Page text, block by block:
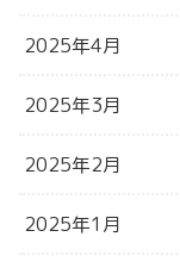
2025年4月
2025年3月
2025年2月
2025年1月